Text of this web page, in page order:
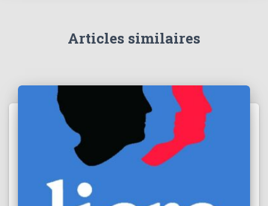
Articles similaires